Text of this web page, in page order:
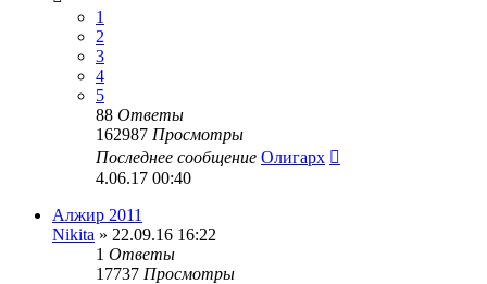
1
2
3
4
5
88 Ответы
162987 Просмотры
Последнее сообщение Олигарх
4.06.17 00:40
Алжир 2011
Nikita » 22.09.16 16:22
1 Ответы
17737 Просмотры